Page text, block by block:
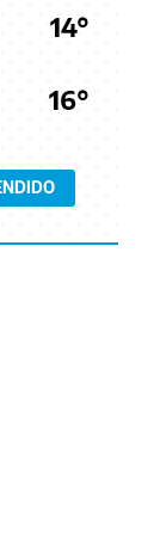
14°
16°